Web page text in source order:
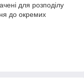
для розподілу
до окремих